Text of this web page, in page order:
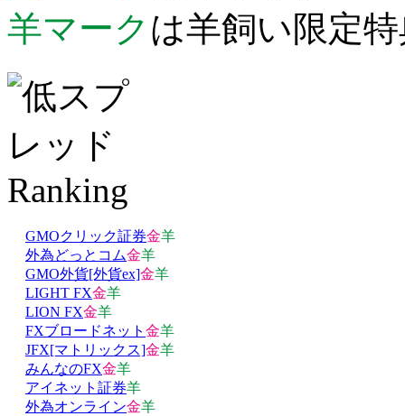
羊マーク は羊飼い限定
GMOクリック証券金羊
外為どっとコム金羊
GMO外貨[外貨ex]金羊
LIGHT FX金羊
LION FX金羊
FXブロードネット 金羊
JFX[マトリックス]金羊
みんなのFX金羊
アイネット証券羊
外為オンライン金羊